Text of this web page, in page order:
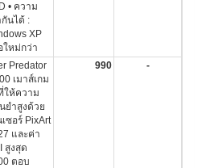
• ความ
กันได้ :
XP
ใหม่กว่า
Predator
เมาส์เกม
ให้ความ
ยำสูงด้วย
เซอร์ PixArt
และค่า
สูงสุด
ตอบ
990 -